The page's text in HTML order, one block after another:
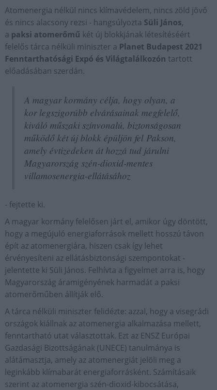
Atomenergia nélkül nincs klímavédelem, nincs zöld jövő
és nincs alacsony rezsi - hangsúlyozta Süli János,
a paksi atomerőmű két új blokkjának létesítéséért
felelős tárca nélküli miniszter a Planet Budapest 2021
Fenntarthatósági Expó és Világtalálkozón tartott
előadásában szerdán.
A magyar kormány célja, hogy olyan, a
kor legszigorúbb elvárásainak megfelelő,
kiváló műszaki színvonalú, biztonságosan
működő két új blokk épüljön fel Pakson,
amely évtizedeken át hozzá tud járulni
Magyarország szén-dioxid-mentes
villamosenergia-ellátásához
- fejtette ki.
A magyar kormány felelősen járt el, amikor úgy döntött,
hogy a megújuló energiaforrások mellett hosszú távon
épít az atomenergiára, hiszen csak így lehet
érvényesíteni az ellátásbiztonsági szempontokat -
jelentette ki Süli János. Felhívta a figyelmet arra is, hogy
Magyarország áramigényének harmadát a paksi
atomerőműben állítják elő.
A tárca nélküli miniszter felidézte: azzal, hogy a visegrádi
országok kiállnak az atomenergia alkalmazása mellett,
fenntartható utat választottak. Ezt az ENSZ Európai
Gazdasági Bizottságának (UNECE) tanulmánya is
alátámasztja, amely az atomenergiát jelöli meg a
leginkább klímabarát energiaforrásként. Számításaik
szerint az atomenergia szén-dioxid-kibocsátása,